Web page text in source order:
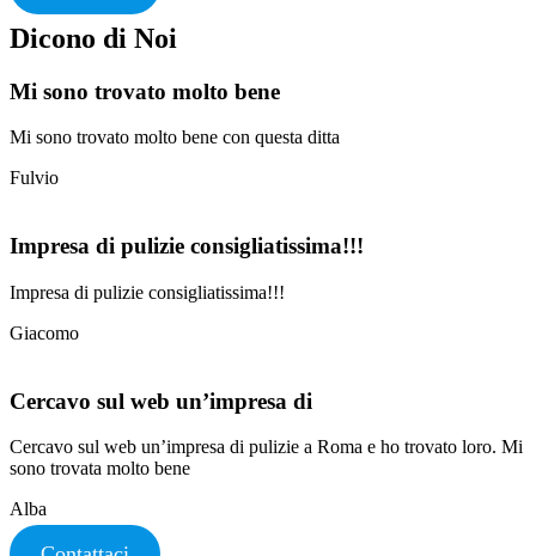
Dicono di Noi
Mi sono trovato molto bene
Mi sono trovato molto bene con questa ditta
Fulvio
Impresa di pulizie consigliatissima!!!
Impresa di pulizie consigliatissima!!!
Giacomo
Cercavo sul web un’impresa di
Cercavo sul web un’impresa di pulizie a Roma e ho trovato loro. Mi
sono trovata molto bene
Alba